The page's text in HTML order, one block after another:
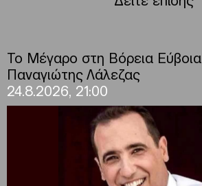
Το Μέγαρο στη Βόρεια Εύβοια
Παναγιώτης Λάλεζας
24.8.2026, 21:00